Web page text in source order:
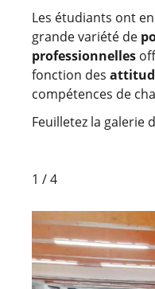
Les étudiants ont
grande variété de
professionnelles
fonction des
compétences de
Feuilletez la galerie
1 /4